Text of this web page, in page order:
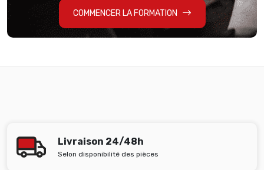
COMMENCER LA FORMATION
Livraison 24/48h
Selon disponibilité des pièces